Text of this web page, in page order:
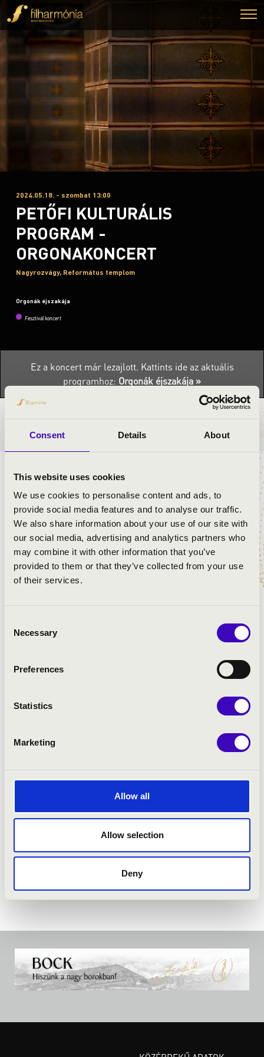
Consent Details About
This website uses cookies
We use cookies to personalise content and ads, to
provide social media features and to analyse our traffic.
We also share information about your use of our site with
our social media, advertising and analytics partners who
may combine it with other information that you’ve
provided to them or that they’ve collected from your use
of their services.
Selection
Necessary
Preferences
Statistics
Marketing
Allow all
Allow selection
Deny
2024.05.18. - szombat 13:00
PETŐFI KULTURÁLIS
PROGRAM -
ORGONAKONCERT
Nagyrozvágy, Református templom
Orgonák éjszakája
Fesztivál koncert
Ez a koncert már lezajlott. Kattints ide az aktuális
programhoz: Orgonák éjszakája »
HÚROK DALLAMÁN
Az orgonakoncert a Petőfi Kulturális Program keretében
valósul meg az Orgonák éjszakáján.
Elek-Nagy Eszter
MŰSOR:
Buxtehude: d-moll Canzona
Pachelbel: f-moll chaconne